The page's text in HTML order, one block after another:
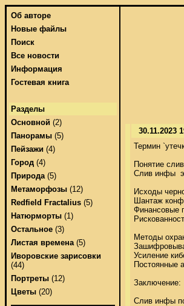
Об авторе
Новые файлы
Поиск
Все новости
Информация
Гостевая книга
Разделы
Основной (2)
Панорамы (5)
Пейзажи (4)
Город (4)
Природа(5)
Метаморфозы (12)
Redfield Fractalius (5)
Натюрморты (1)
Остальное (3)
Листая времена(5)
Иворовские зарисовки
(44)
Портреты (12)
Цветы (20)
30.11.2023
Термин
Понятие
Слив инфы
Исходы
Шантаж
Финансовые
Методы
Усиление
Постоянные
Заключение:
Слив инфы